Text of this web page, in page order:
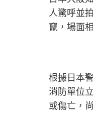
人驚呼並
竄，場面
根據日本
消防單位
或傷亡，